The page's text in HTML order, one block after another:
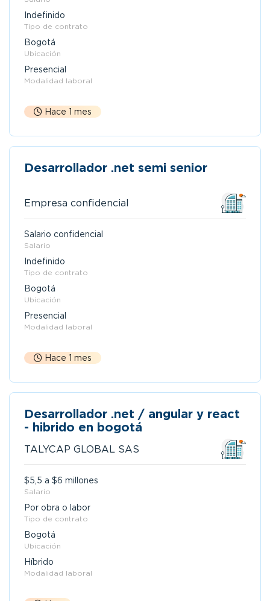
Indefinido
Tipo de contrato
Bogotá
Ubicación
Presencial
Modalidad laboral
Hace 1 mes
Desarrollador .net semi senior
Empresa confidencial
Salario confidencial
Salario
Indefinido
Tipo de contrato
Bogotá
Ubicación
Presencial
Modalidad laboral
Hace 1 mes
Desarrollador .net / angular y react
- hibrido en bogotá
TALYCAP GLOBAL SAS
$5,5 a $6 millones
Salario
Por obra o labor
Tipo de contrato
Bogotá
Ubicación
Híbrido
Modalidad laboral